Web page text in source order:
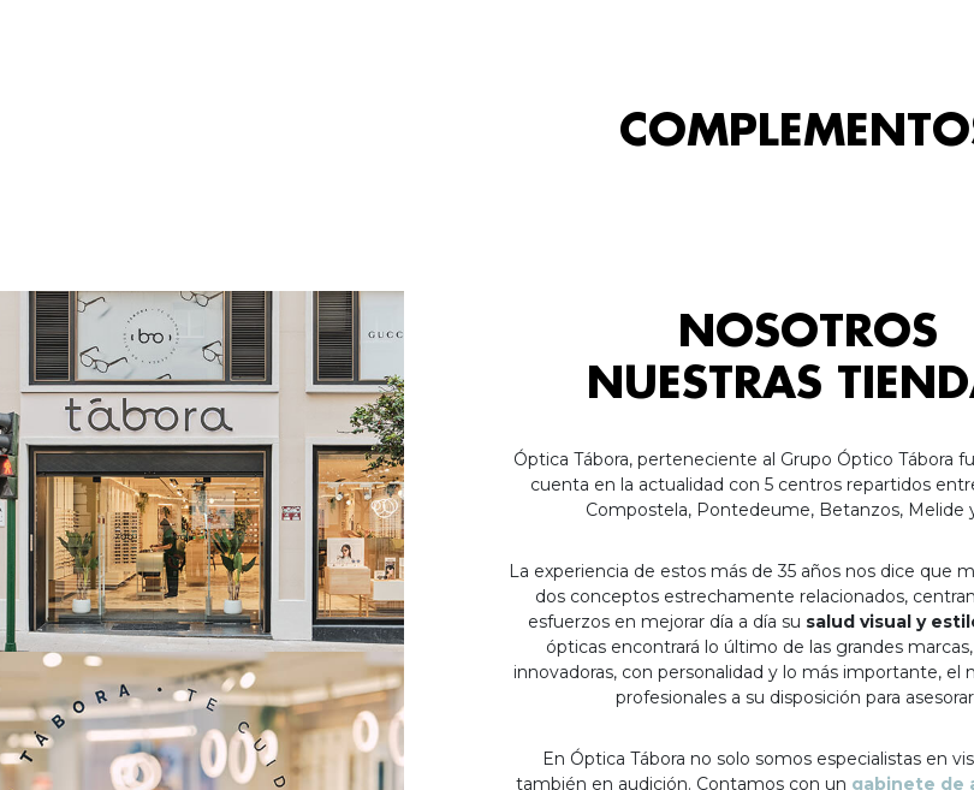
NOSOTROS
NUESTRAS
Óptica Tábora, perteneciente al Grupo Óptico Tábora
cuenta en la actualidad con 5 centros repartidos
Compostela, Pontedeume, Betanzos, Melide
La experiencia de estos más de 35 años nos dice que
dos conceptos estrechamente relacionados,
esfuerzos en mejorar día a día su salud visual y
ópticas encontrará lo último de las grandes
innovadoras, con personalidad y lo más importante, el
profesionales a su disposición para
En Óptica Tábora no solo somos especialistas en
también en audición. Contamos con un gabinete de